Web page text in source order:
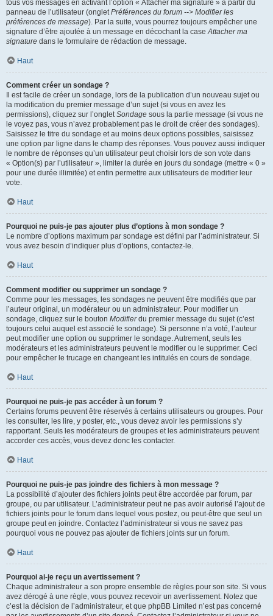
tous vos messages en activant l’option « Attacher ma signature » à partir du
panneau de l’utilisateur (ongletPréférences du forum --> Modifier les
préférences de message). Par la suite, vous pourrez toujours empêcher une
signature d’être ajoutée à un message en décochant la caseAttacher ma
signature dans le formulaire de rédaction de message.
Haut
Comment créer un sondage ?
Il est facile de créer un sondage, lors de la publication d’un nouveau sujet ou
la modification du premier message d’un sujet (si vous en avez les
permissions), cliquez sur l’ongletSondage sous la partie message (si vous ne
le voyez pas, vous n’avez probablement pas le droit de créer des sondages).
Saisissez le titre du sondage et au moins deux options possibles, saisissez
une option par ligne dans le champ des réponses. Vous pouvez aussi indiquer
le nombre de réponses qu’un utilisateur peut choisir lors de son vote dans
« Option(s) par l’utilisateur », limiter la durée en jours du sondage (mettre « 0 »
pour une durée illimitée) et enfin permettre aux utilisateurs de modifier leur
vote.
Haut
Pourquoi ne puis-je pas ajouter plus d’options à mon sondage ?
Le nombre d’options maximum par sondage est défini par l’administrateur. Si
vous avez besoin d’indiquer plus d’options, contactez-le.
Haut
Comment modifier ou supprimer un sondage ?
Comme pour les messages, les sondages ne peuvent être modifiés que par
l’auteur original, un modérateur ou un administrateur. Pour modifier un
sondage, cliquez sur le bouton Modifierdu premier message du sujet (c’est
toujours celui auquel est associé le sondage). Si personne n’a voté, l’auteur
peut modifier une option ou supprimer le sondage. Autrement, seuls les
modérateurs et les administrateurs peuvent le modifier ou le supprimer. Ceci
pour empêcher le trucage en changeant les intitulés en cours de sondage.
Haut
Pourquoi ne puis-je pas accéder à un forum ?
Certains forums peuvent être réservés à certains utilisateurs ou groupes. Pour
les consulter, les lire, y poster, etc., vous devez avoir les permissions s’y
rapportant. Seuls les modérateurs de groupes et les administrateurs peuvent
accorder ces accès, vous devez donc les contacter.
Haut
Pourquoi ne puis-je pas joindre des fichiers à mon message ?
La possibilité d’ajouter des fichiers joints peut être accordée par forum, par
groupe, ou par utilisateur. L’administrateur peut ne pas avoir autorisé l’ajout de
fichiers joints pour le forum dans lequel vous postez, ou peut-être que seul un
groupe peut en joindre. Contactez l’administrateur si vous ne savez pas
pourquoi vous ne pouvez pas ajouter de fichiers joints sur un forum.
Haut
Pourquoi ai-je reçu un avertissement ?
Chaque administrateur a son propre ensemble de règles pour son site. Si vous
avez dérogé à une règle, vous pouvez recevoir un avertissement. Notez que
c’est la décision de l’administrateur, et que phpBB Limited n’est pas concerné